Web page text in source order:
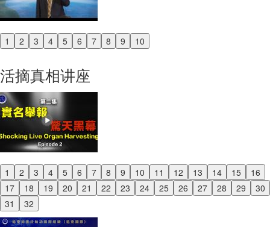
1 2 3 4 5 6 7 8 9 10
Previous
活摘真相讲座
1 2 3 4 5 6 7 8 9 10 11 12 13 14 15
16
17
18 19 20 21 22 23 24 25 26 27 28 29
30
31
32
Previous
Next